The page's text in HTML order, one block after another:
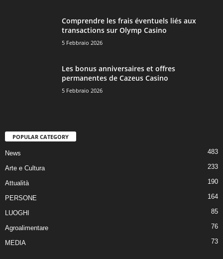
Comprendre les frais éventuels liés aux
transactions sur Olymp Casino
5 Febbraio 2026
Les bonus anniversaires et offres
permanentes de Cazeus Casino
5 Febbraio 2026
POPULAR CATEGORY
News 483
Arte e Cultura 233
Attualità 190
PERSONE 164
LUOGHI 85
Agroalimentare 76
MEDIA 73